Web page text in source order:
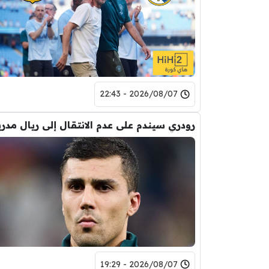
2026/08/07 - 22:43
رودري سيندم على عدم الانتقال إلى ريال
2026/08/07 - 19:29